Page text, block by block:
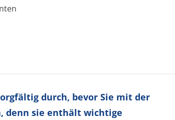
durch, bevor Sie mit der
denn sie enthält wichtige